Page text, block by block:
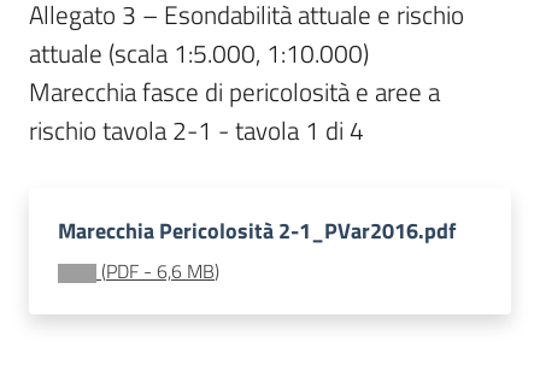
Argomenti
Novità
Servizi
Piani Programmi
Allegato 3 – Esondabilità attuale e rischio
attuale (scala 1:5.000, 1:10.000)
Marecchia fasce di pericolosità e aree a
rischio tavola 2-1 - tavola 1 di 4
Marecchia Pericolosità 2-1_PVar2016.pdf
(PDF - 6,6 MB)